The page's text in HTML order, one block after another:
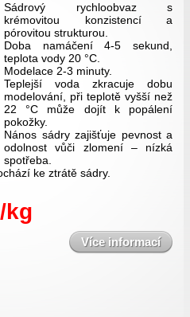
Sádrový rychloobvaz s
krémovitou konzistencí a
pórovitou strukturou.
Doba namáčení 4-5 sekund,
teplota vody 20 °C.
Modelace 2-3 minuty.
Teplejší voda zkracuje dobu
modelování, při teplotě vyšší než
22 °C může dojít k popálení
pokožky.
Nános sádry zajišťuje pevnost a
odolnost vůči zlomení – nízká
spotřeba.
ke ztrátě sádry.
kg
Více informací